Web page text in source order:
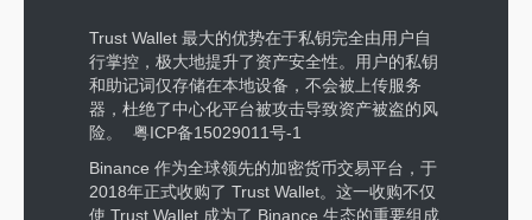
Trust Wallet 最大的优势在于私钥完全由用户自
行掌控，极大地提升了资产安全性。用户的私钥
和助记词仅存储在本地设备，不会被上传服务
器，杜绝了中心化平台被攻击导致资产被盗的风
险。
粤ICP备15029011号-1
Binance 作为全球领先的加密货币交易平台，于
2018年正式收购了 Trust Wallet。这一收购不仅
使 Trust Wallet 成为了 Binance 生态的重要组成